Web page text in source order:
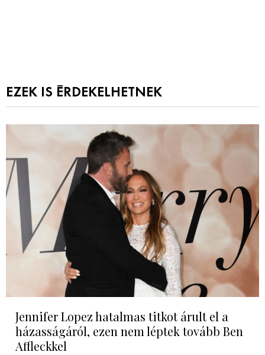
EZEK IS ÉRDEKELHETNEK
Jennifer Lopez hatalmas titkot árult el a
házasságáról, ezen nem léptek tovább Ben
Affleckkel